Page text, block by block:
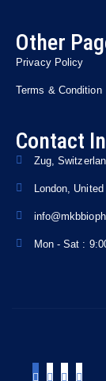
Other
Privacy Policy
Terms & Condition
Contact
Zug,
London,
Mon - Sat :